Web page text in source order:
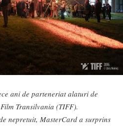
ani de parteneriat alaturi de
Transilvania (TIFF).
nepretuit, MasterCard a surprins